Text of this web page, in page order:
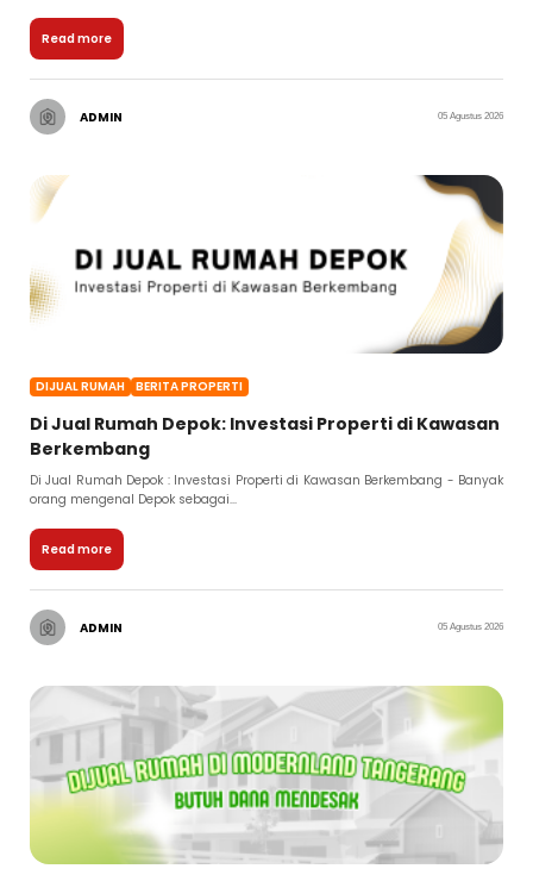
Read more
ADMIN 05 Agustus 2026
DIJUAL RUMAH BERITA PROPERTI
Di Jual Rumah Depok: Investasi Properti di Kawasan
Berkembang
Di Jual Rumah Depok : Investasi Properti di Kawasan Berkembang - Banyak
orang mengenal Depok sebagai...
Read more
ADMIN 05 Agustus 2026